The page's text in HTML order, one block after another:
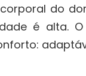
do
é alta.